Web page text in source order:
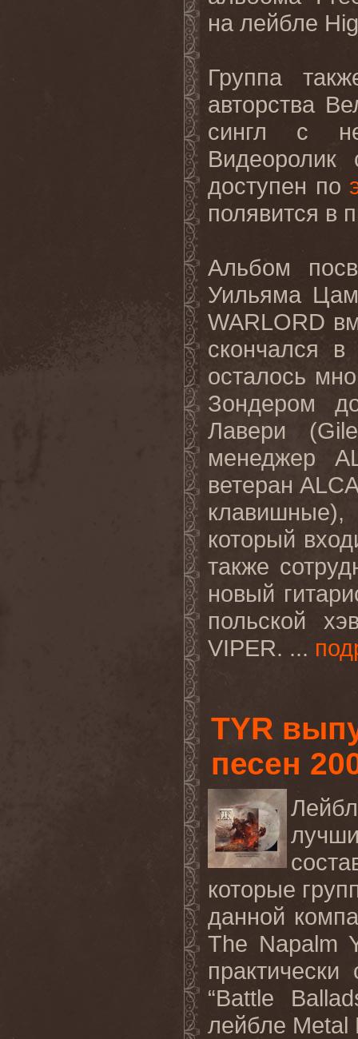
на лейбле
Группа
авторства
сингл с
доступен по
полявится в
Альбом
Уильяма
WARLORD
скончался
осталось
Зондером
Лавери
менеджер
ветеран
клавишные),
который
также
новый
польской
VIPER. ...
TYR
песен
которые
данной
The Napalm
“Battle
лейбле Metal